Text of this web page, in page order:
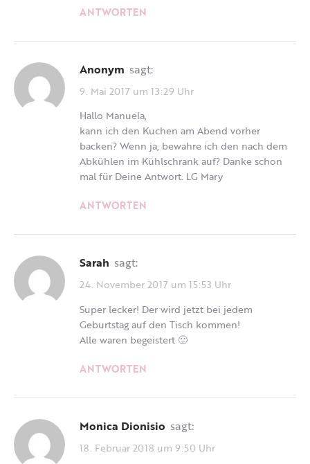
ANTWORTEN
Anonym sagt:
9. Mai 2017 um 13:29 Uhr
Hallo Manuela,
kann ich den Kuchen am Abend vorher
backen? Wenn ja, bewahre ich den nach dem
Abkühlen im Kühlschrank auf? Danke schon
mal für Deine Antwort. LG Mary
ANTWORTEN
Sarah sagt:
24. November 2017 um 15:53 Uhr
Super lecker! Der wird jetzt bei jedem
Geburtstag auf den Tisch kommen!
Alle waren begeistert 🙂
ANTWORTEN
Monica Dionisio sagt:
18. Februar 2018 um 9:50 Uhr